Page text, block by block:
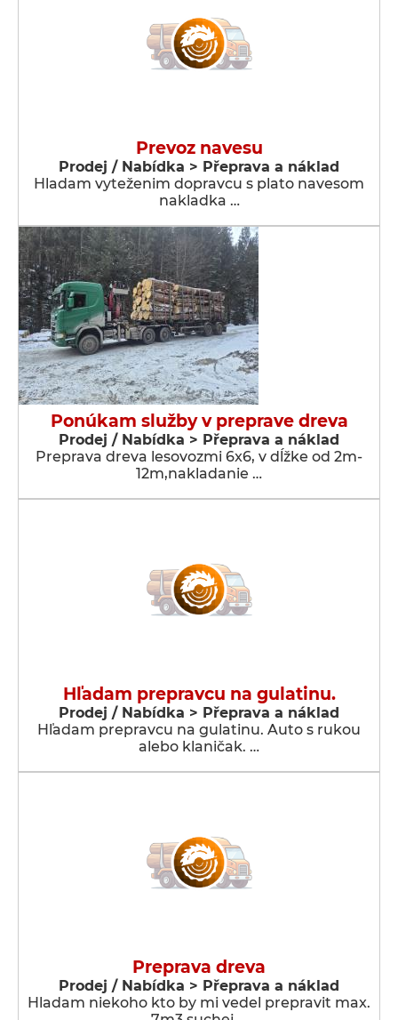
Prevoz navesu
Prodej / Nabídka > Přeprava a náklad
Hladam vyteženim dopravcu s plato navesom
nakladka …
Ponúkam služby v preprave dreva
Prodej / Nabídka > Přeprava a náklad
Preprava dreva lesovozmi 6x6, v dĺžke od 2m-
12m,nakladanie …
Hľadam prepravcu na gulatinu.
Prodej / Nabídka > Přeprava a náklad
Hľadam prepravcu na gulatinu. Auto s rukou
alebo klaničak. …
Preprava dreva
Prodej / Nabídka > Přeprava a náklad
Hladam niekoho kto by mi vedel prepravit max.